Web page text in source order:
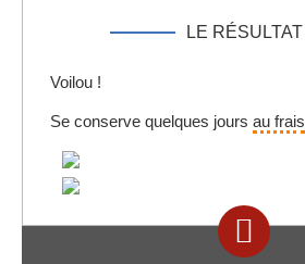
LE RÉSULTAT
Voilou !
Se conserve quelques jours au frais